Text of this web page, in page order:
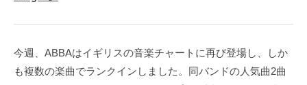
今週、ABBAはイギリスの音楽チャートに再び登場し、しか
も複数の楽曲でランクインしました。同バンドの人気曲2曲